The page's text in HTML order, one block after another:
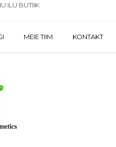
ILU BUTIIK
MEIE TIIM KONTAKT